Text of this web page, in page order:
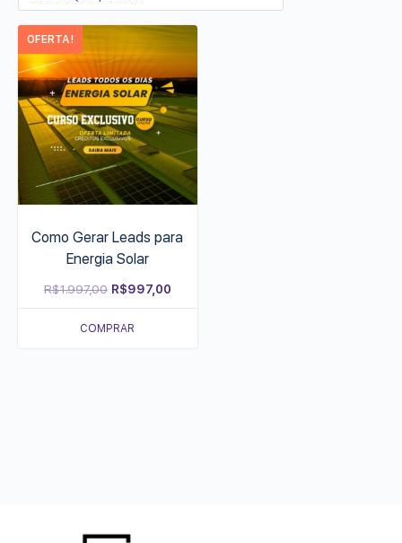
OFERTA!
Como Gerar Leads para
Energia Solar
R$1.997,00 Original
price
was:
R$997,00Current
price
COMPRAR